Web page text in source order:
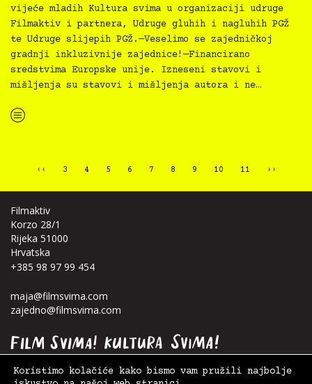
vijeće mladih Kultura svima u organizaciji udruge
Filmaktiv i partnera, Udruge gluhih i nagluhih PGŽ
te Udruge slijepih PGŽ.—Veselimo se zajedničkoj
gradnji inkluzivnije zajednice!—Financirano
sredstvima Europske unije. Izneseni stavovi i
mišljenja su stavovi i mišljenja autora i ne…
“Kultura svima — inkluzivna najava programa za Dječju kuću za srpanj 2024.”
‹‹ 3 4 5 6 7 8 9 10 11 ››
Filmaktiv
Korzo 28/1
Rijeka 51000
Hrvatska
+385 98 97 99 454
maja@filmsvima.com
zajedno@filmsvima.com
Koristimo kolačiće kako bismo vam pružili najbolje